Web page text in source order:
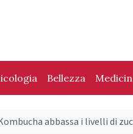
Bellezza
abbassa i livelli di